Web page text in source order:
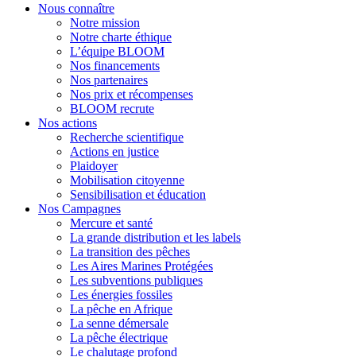
Nous connaître
Notre mission
Notre charte éthique
L’équipe BLOOM
Nos financements
Nos partenaires
Nos prix et récompenses
BLOOM recrute
Nos actions
Recherche scientifique
Actions en justice
Plaidoyer
Mobilisation citoyenne
Sensibilisation et éducation
Nos Campagnes
Mercure et santé
La grande distribution et les labels
La transition des pêches
Les Aires Marines Protégées
Les subventions publiques
Les énergies fossiles
La pêche en Afrique
La senne démersale
La pêche électrique
Le chalutage profond